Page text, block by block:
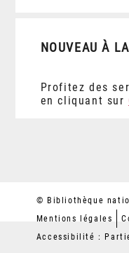
NOUVEAU À
Profitez des
en cliquant sur
© Bibliothèque
Mentions légales
Accessibilité :